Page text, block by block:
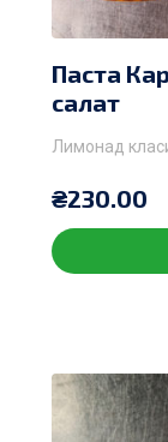
Паста
салат
Лимонад
₴230.00